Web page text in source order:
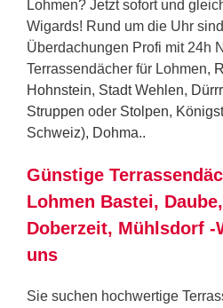
Lohmen? Jetzt sofort und
Wigards! Rund um die Uhr
Überdachungen Profi mit 24h
Terrassendächer für Lohmen,
Hohnstein, Stadt Wehlen,
Struppen oder Stolpen,
Schweiz), Dohma..
Günstige
Lohmen Bastei,
Doberzeit, Mühlsdorf -
uns
Sie suchen hochwertige